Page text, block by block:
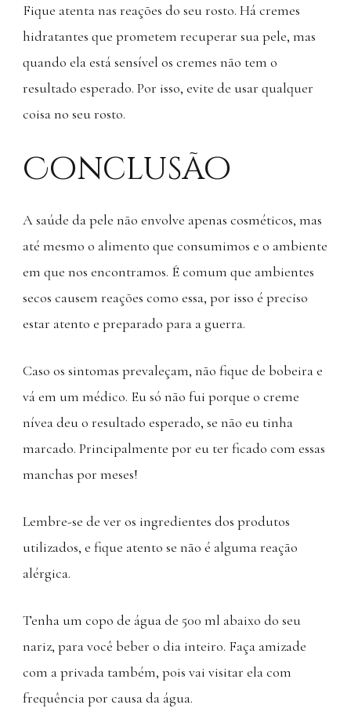
Fique atenta nas reações do seu rosto. Há cremes
hidratantes que prometem recuperar sua pele, mas
quando ela está sensível os cremes não tem o
resultado esperado. Por isso, evite de usar qualquer
coisa no seu rosto.
Conclusão
A saúde da pele não envolve apenas cosméticos, mas
até mesmo o alimento que consumimos e o ambiente
em que nos encontramos. É comum que ambientes
secos causem reações como essa, por isso é preciso
estar atento e preparado para a guerra.
Caso os sintomas prevaleçam, não fique de bobeira e
vá em um médico. Eu só não fui porque o creme
nívea deu o resultado esperado, se não eu tinha
marcado. Principalmente por eu ter ficado com essas
manchas por meses!
Lembre-se de ver os ingredientes dos produtos
utilizados, e fique atento se não é alguma reação
alérgica.
Tenha um copo de água de 500 ml abaixo do seu
nariz, para você beber o dia inteiro. Faça amizade
com a privada também, pois vai visitar ela com
frequência por causa da água.